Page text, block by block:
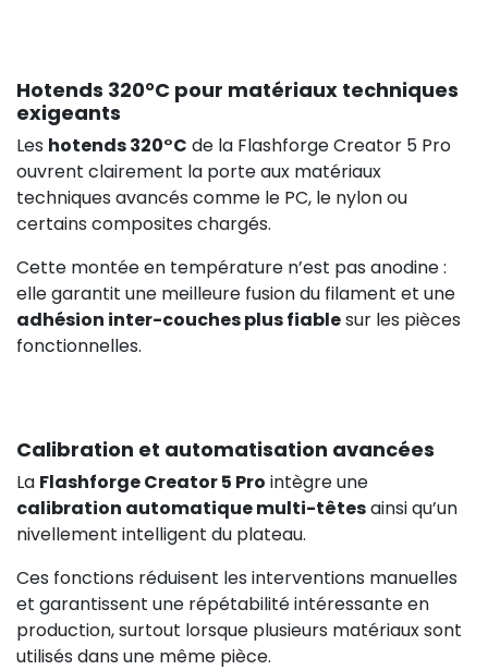
Hotends 320°C pour matériaux techniques
exigeants
Les hotends 320°C de la Flashforge Creator 5 Pro
ouvrent clairement la porte aux matériaux
techniques avancés comme le PC, le nylon ou
certains composites chargés.
Cette montée en température n’est pas anodine :
elle garantit une meilleure fusion du filament et une
adhésion inter-couches plus fiablesur les pièces
fonctionnelles.
Calibration et automatisation avancées
La Flashforge Creator 5 Pro intègre une
calibration automatique multi-têtesainsi qu’un
nivellement intelligent du plateau.
Ces fonctions réduisent les interventions manuelles
et garantissent une répétabilité intéressante en
production, surtout lorsque plusieurs matériaux sont
utilisés dans une même pièce.